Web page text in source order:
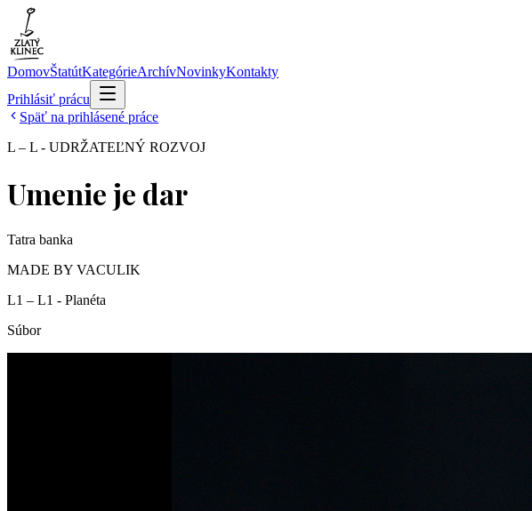
DomovŠtatútKategórieArchívNovinkyKontakty
Prihlásiť prácu
Späť na prihlásené práce
L – L - UDRŽATEĽNÝ ROZVOJ
Umenie je dar
Tatra banka
MADE BY VACULIK
L1 – L1 - Planéta
Súbor